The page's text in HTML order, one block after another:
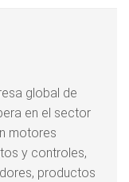
global de
en el sector
motores
y controles,
productos